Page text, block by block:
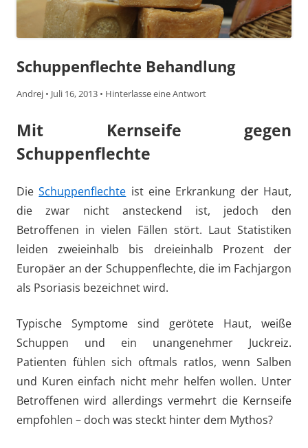
Schuppenflechte Behandlung
Andrej • Juli 16, 2013 • Hinterlasse eine Antwort
Mit Kernseife gegen
Schuppenflechte
DieSchuppenflechte ist eine Erkrankung der Haut,
die zwar nicht ansteckend ist, jedoch den
Betroffenen in vielen Fällen stört. Laut Statistiken
leiden zweieinhalb bis dreieinhalb Prozent der
Europäer an der Schuppenflechte, die im Fachjargon
als Psoriasis bezeichnet wird.
Typische Symptome sind gerötete Haut, weiße
Schuppen und ein unangenehmer Juckreiz.
Patienten fühlen sich oftmals ratlos, wenn Salben
und Kuren einfach nicht mehr helfen wollen. Unter
Betroffenen wird allerdings vermehrt die Kernseife
empfohlen – doch was steckt hinter dem Mythos?